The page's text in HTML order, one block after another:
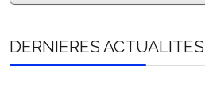
DERNIERES ACTUALITES